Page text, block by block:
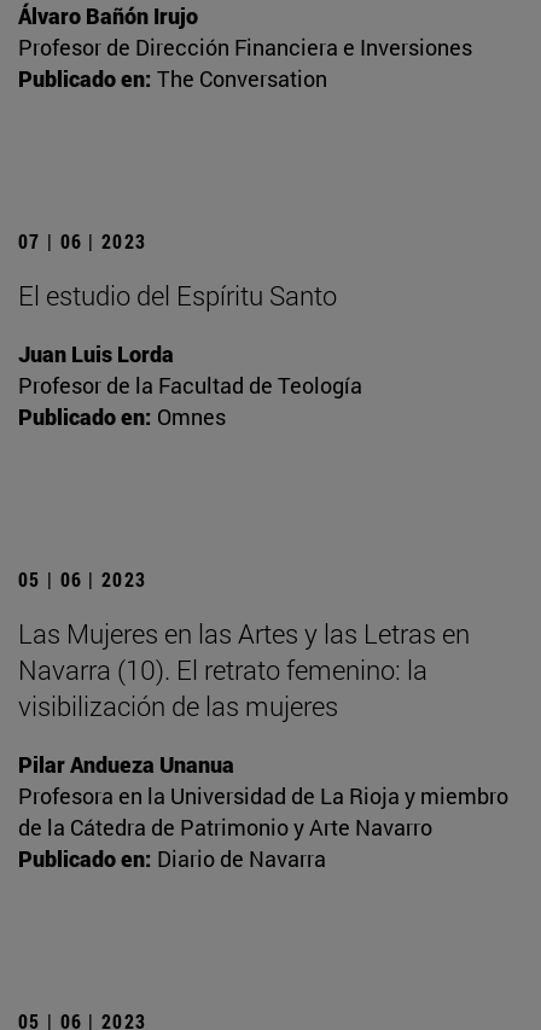
Álvaro Bañón Irujo
Profesor de Dirección Financiera e Inversiones
Publicado en: The Conversation
07 | 06 | 2023
El estudio del Espíritu Santo
Juan Luis Lorda
Profesor de la Facultad de Teología
Publicado en: Omnes
05 | 06 | 2023
Las Mujeres en las Artes y las Letras en
Navarra (10). El retrato femenino: la
visibilización de las mujeres
Pilar Andueza Unanua
Profesora en la Universidad de La Rioja y miembro
de la Cátedra de Patrimonio y Arte Navarro
Publicado en: Diario de Navarra
05 | 06 | 2023